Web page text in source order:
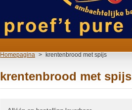
Homepagina > krentenbrood met spijs
krentenbrood met spijs